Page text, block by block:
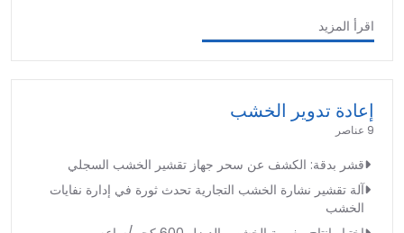
اقرأ المزيد
إعادة تدوير الخشب
9 عناصر
قشر بدقة: الكشف عن سحر جهاز تقشير الخشب السجلي
آلة تقشير نشارة الخشب التجارية تحدث ثورة في إدارة نفايات
الخشب